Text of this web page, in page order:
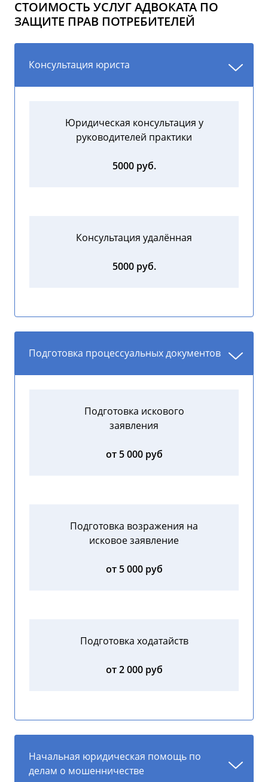
СТОИМОСТЬ УСЛУГ АДВОКАТА ПО
ЗАЩИТЕ ПРАВ ПОТРЕБИТЕЛЕЙ
Консультация юриста
Юридическая консультация у
руководителей практики
5000 руб.
Консультация удалённая
5000 руб.
Подготовка процессуальных документов
Подготовка искового
заявления
от 5 000 руб
Подготовка возражения на
исковое заявление
от 5 000 руб
Подготовка ходатайств
от 2 000 руб
Начальная юридическая помощь по
делам о мошенничестве